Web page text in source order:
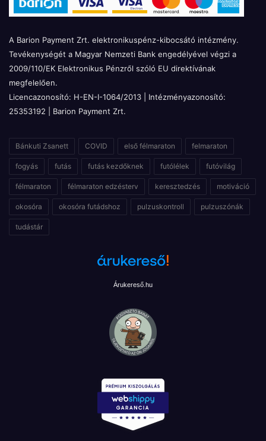
A Barion Payment Zrt. elektronikuspénz-kibocsátó intézmény.
Tevékenységét a Magyar Nemzeti Bank engedélyével végzi a
2009/110/EK Elektronikus Pénzről szóló EU direktívának
megfelelően.
Licencazonosító: H-EN-I-1064/2013 | Intézményazonosító:
25353192 | Barion Payment Zrt.
Bánkuti Zsanett COVID első félmaraton felmaraton
fogyás futás futás kezdőknek futólélek futóvilág
félmaraton félmaraton edzésterv keresztedzés motiváció
okosóra okosóra futádshoz pulzuskontroll pulzuszónák
tudástár
Árukereső.hu